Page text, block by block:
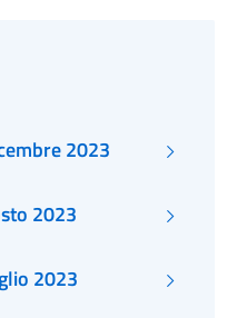
2023
2023
2023